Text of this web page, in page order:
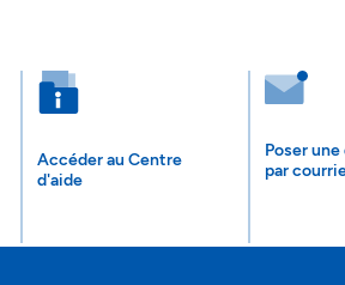
Accéder au Centre
d'aide
Poser
par